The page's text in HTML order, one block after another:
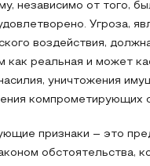
независимо от того,
Угроза,
воздействия,
как реальная и может
уничтожения
компрометирующих
признаки – это
обстоятельства,